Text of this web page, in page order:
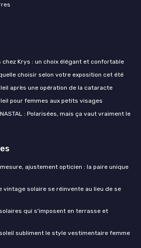
Krys : un choix élégant et confortable
choisir selon votre exposition cet été
après une opération de la cataracte
pour femmes aux petits visages
: Polarisées, mais ça vaut vraiment le
ajustement opticien : la paire unique
vintage solaire se réinvente au lieu de se
qui s'imposent en terrasse et
subliment le style vestimentaire femme